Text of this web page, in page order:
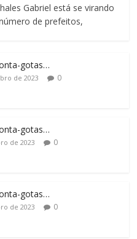
Gabriel está se virando
de prefeitos,
gotas…
de 2023 0
gotas…
de 2023 0
gotas…
de 2023 0